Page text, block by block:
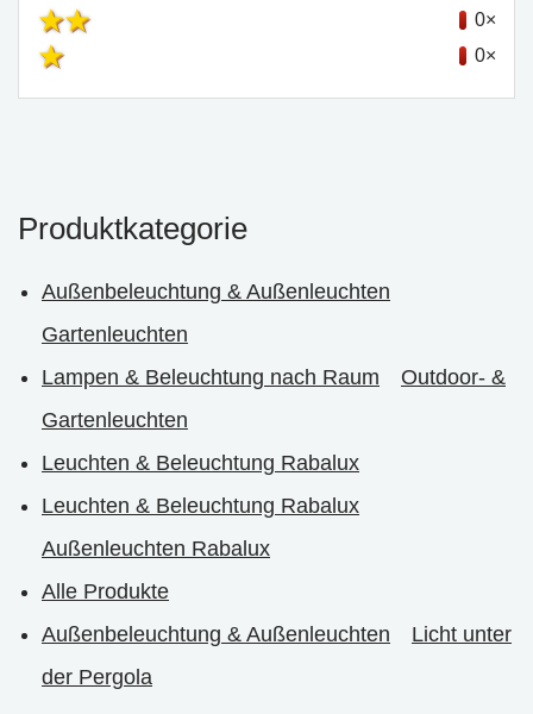
0×
0×
Produktkategorie
Außenbeleuchtung & Außenleuchten
Gartenleuchten
Lampen & Beleuchtung nach Raum
Outdoor- &
Gartenleuchten
Leuchten & Beleuchtung Rabalux
Leuchten & Beleuchtung Rabalux
Außenleuchten Rabalux
Alle Produkte
Außenbeleuchtung & Außenleuchten
Licht unter
der Pergola